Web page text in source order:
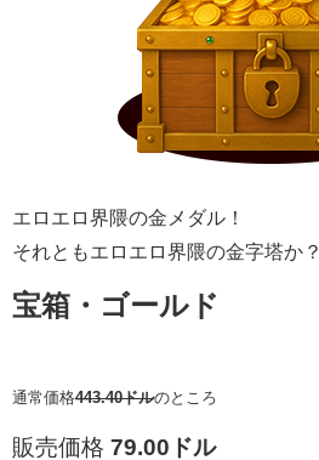
エロエロ界隈の金メダル！
それともエロエロ界隈の金字塔か？
宝箱・ゴールド
通常価格443.40ドルのところ
販売価格 79.00ドル